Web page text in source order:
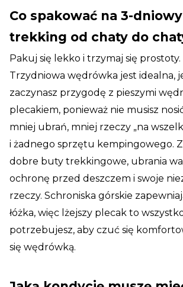
Co spakować na 3-dniowy
trekking od chaty do
Pakuj się lekko i trzymaj się prostoty.
Trzydniowa wędrówka jest idealna,
zaczynasz przygodę z pieszymi
plecakiem, ponieważ nie musisz
mniej ubrań, mniej rzeczy „na
i żadnego sprzętu kempingowego.
dobre buty trekkingowe, ubrania
ochronę przed deszczem i swoje
rzeczy. Schroniska górskie
łóżka, więc lżejszy plecak to
potrzebujesz, aby czuć się
się wędrówką.